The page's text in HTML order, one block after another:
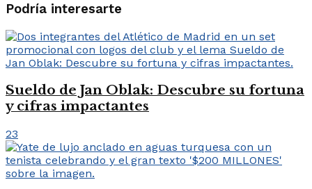
Podría interesarte
Sueldo de Jan Oblak: Descubre su fortuna
y cifras impactantes
23